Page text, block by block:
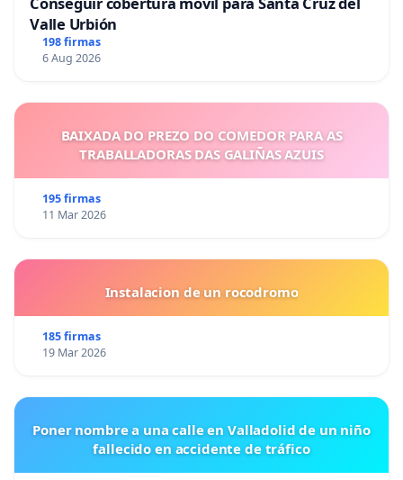
Valle Urbión
198 firmas
6 Aug 2026
BAIXADA DO PREZO DO COMEDOR PARA AS
TRABALLADORAS DAS GALIÑAS AZUIS
195 firmas
11 Mar 2026
Instalacion de un rocodromo
185 firmas
19 Mar 2026
Poner nombre a una calle en Valladolid de un niño
fallecido en accidente de tráfico